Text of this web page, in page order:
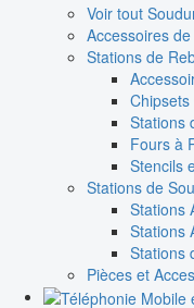
Voir tout
Accessoires
Stations de
Stations
Fours à
Stencils
Stations de
Stations
Stations
Stations
Pièces et